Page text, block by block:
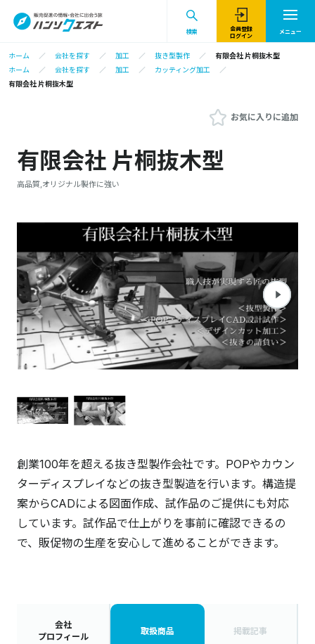
検索
会員登録
ログイン
メニュー
ホーム 会社を探す 加工 抜き型製作
有限会社 片桐抜木型
ホーム
会社を探す 加工
カッティング加工
有限会社 片桐抜木型
お気に入りに追加
有限会社 片桐抜木型
高品質,オリジナル製作に強い
創業100年を超える抜き型製作会社です。POPやカウン
ターディスプレイなどの抜き型製造を行います。構造提
案からCADによる図面作成、試作品のご提供にも対応
しています。試作品で仕上がりを事前に確認できるの
で、販促物の生産を安心して進めることができます。
会社
プロフィール
取扱商品 掲載記事